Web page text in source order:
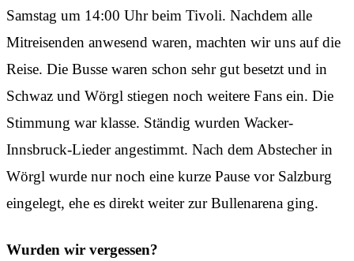
Samstag um 14:00 Uhr beim Tivoli. Nachdem alle
Mitreisenden anwesend waren, machten wir uns auf die
Reise. Die Busse waren schon sehr gut besetzt und in
Schwaz und Wörgl stiegen noch weitere Fans ein. Die
Stimmung war klasse. Ständig wurden Wacker-
Innsbruck-Lieder angestimmt. Nach dem Abstecher in
Wörgl wurde nur noch eine kurze Pause vor Salzburg
eingelegt, ehe es direkt weiter zur Bullenarena ging.
Wurden wir vergessen?